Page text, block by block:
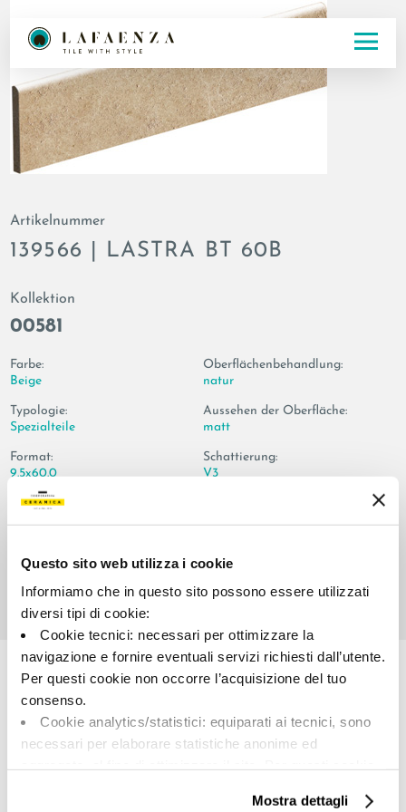
Questo sito web utilizza i cookie
Informiamo che in questo sito possono essere utilizzati
diversi tipi di cookie:
Cookie tecnici: necessari per ottimizzare la
navigazione e fornire eventuali servizi richiesti dall’utente.
Per questi cookie non occorre l’acquisizione del tuo
consenso.
Cookie analytics/statistici: equiparati ai tecnici, sono
necessari per elaborare statistiche anonime ed
Cookie di profilazione/marketing: sono utilizzati, solo
Mostra dettagli
Artikelnummer
139566 | LASTRA BT 60B
Kollektion
00581
Farbe:
Beige
Typologie:
Spezialteile
Format:
9.5x60.0
Oberflächenbehandlung:
natur
Aussehen der Oberfläche:
matt
Schattierung:
V3
Share: